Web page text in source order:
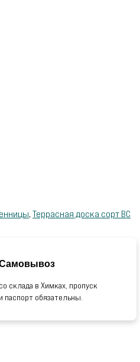
, Террасная доска сорт ВС
со склада в Химках, пропуск
и паспорт обязательны.